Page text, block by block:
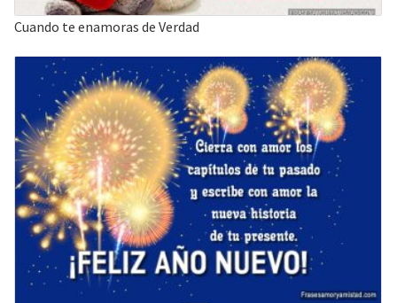
Cuando te enamoras de Verdad